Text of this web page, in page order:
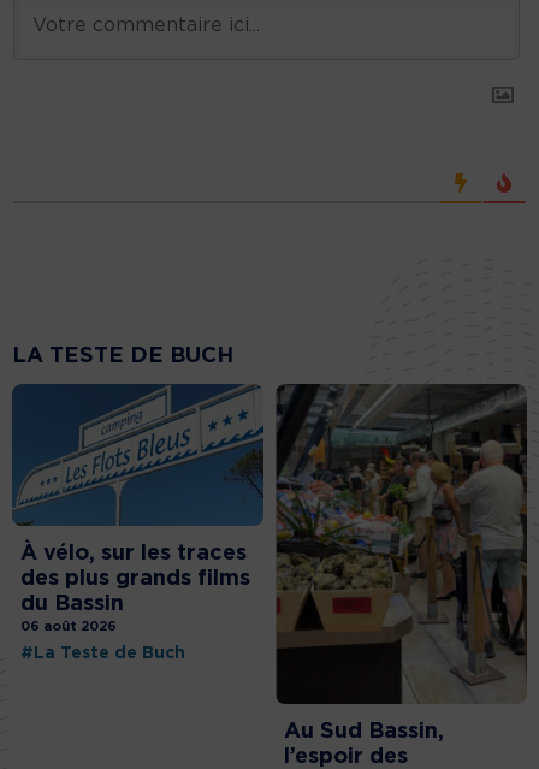
LA TESTE DE BUCH
À vélo, sur les traces
des plus grands films
du Bassin
06 août 2026
#La Teste de Buch
Au Sud Bassin,
l’espoir des